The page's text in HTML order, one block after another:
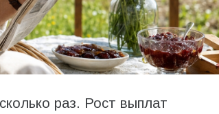
раз. Рост выплат